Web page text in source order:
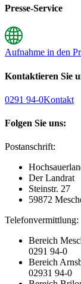
Presse-Service
Aufnahme in den
Kontaktieren Sie
0291 94-0Kontakt
Folgen Sie uns:
Postanschrift:
Der Landrat
Steinstr. 27
59872
Telefonvermittlung:
Bereich
0291 94-0
Bereich
02931 94-0